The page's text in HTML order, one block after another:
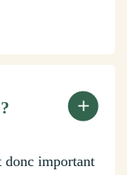
donc important